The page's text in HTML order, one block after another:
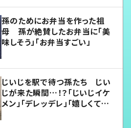
孫のためにお弁当を作った祖
母 孫が絶賛したお弁当に「美
味しそう」「お弁当すごい」
じいじを駅で待つ孫たち じい
じが来た瞬間…！？「じいじイケ
メン」「デレッデレ」「嬉しくて可